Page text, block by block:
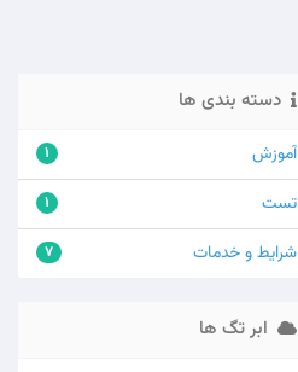
دسته بندی ها
1 آموزش
1 تست
7 شرایط و خدمات
ابر تگ ها